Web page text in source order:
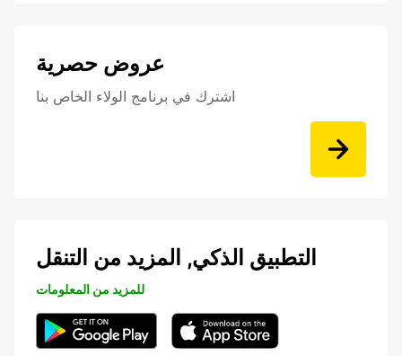
عروض حصرية
اشترك في برنامج الولاء الخاص بنا
التطبيق الذكي, المزيد من التنقل
للمزيد من المعلومات